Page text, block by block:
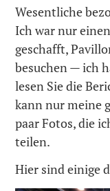
Wesentliche
Ich war nur
geschafft,
besuchen — ich
lesen Sie die
kann nur meine
paar Fotos, die
teilen.
Hier sind einige